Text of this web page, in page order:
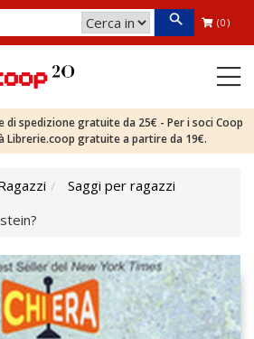
(0)
di spedizione gratuite da 25€ - Per i soci Coop
Librerie.coop gratuite a partire da 19€.
Saggi per ragazzi